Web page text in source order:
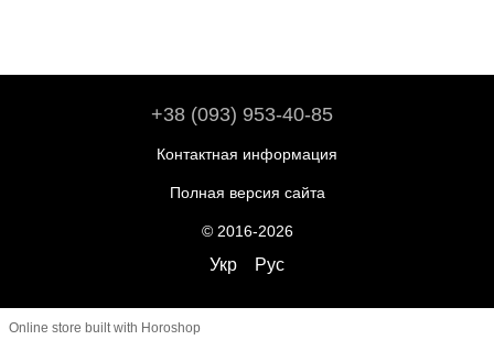
+38 (093) 953-40-85
Контактная информация
Полная версия сайта
© 2016-2026
Укр Рус
Online store built with Horoshop